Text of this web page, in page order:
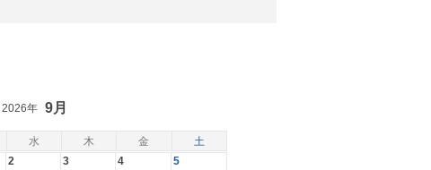
水 木 金 土
2026年 9月
2 3 4 5